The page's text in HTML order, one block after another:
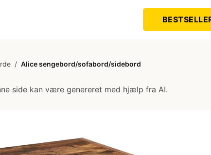
/ Alice sengebord/sofabord/sidebord
side kan være genereret med hjælp fra AI.